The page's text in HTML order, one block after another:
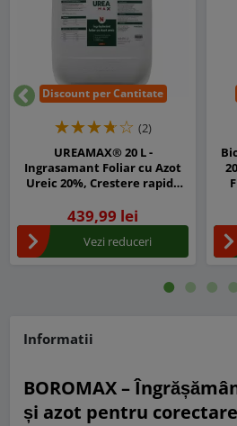
Discount per Cantitate
(2)
UREAMAX® 20 L -
Ingrasamant Foliar cu Azot
Ureic 20%, Crestere rapida
Cereale, Pomi si Vita de Vie
439,99 lei
Vezi reduceri
Inapoi
Informatii
BOROMAX –
și azot pentru